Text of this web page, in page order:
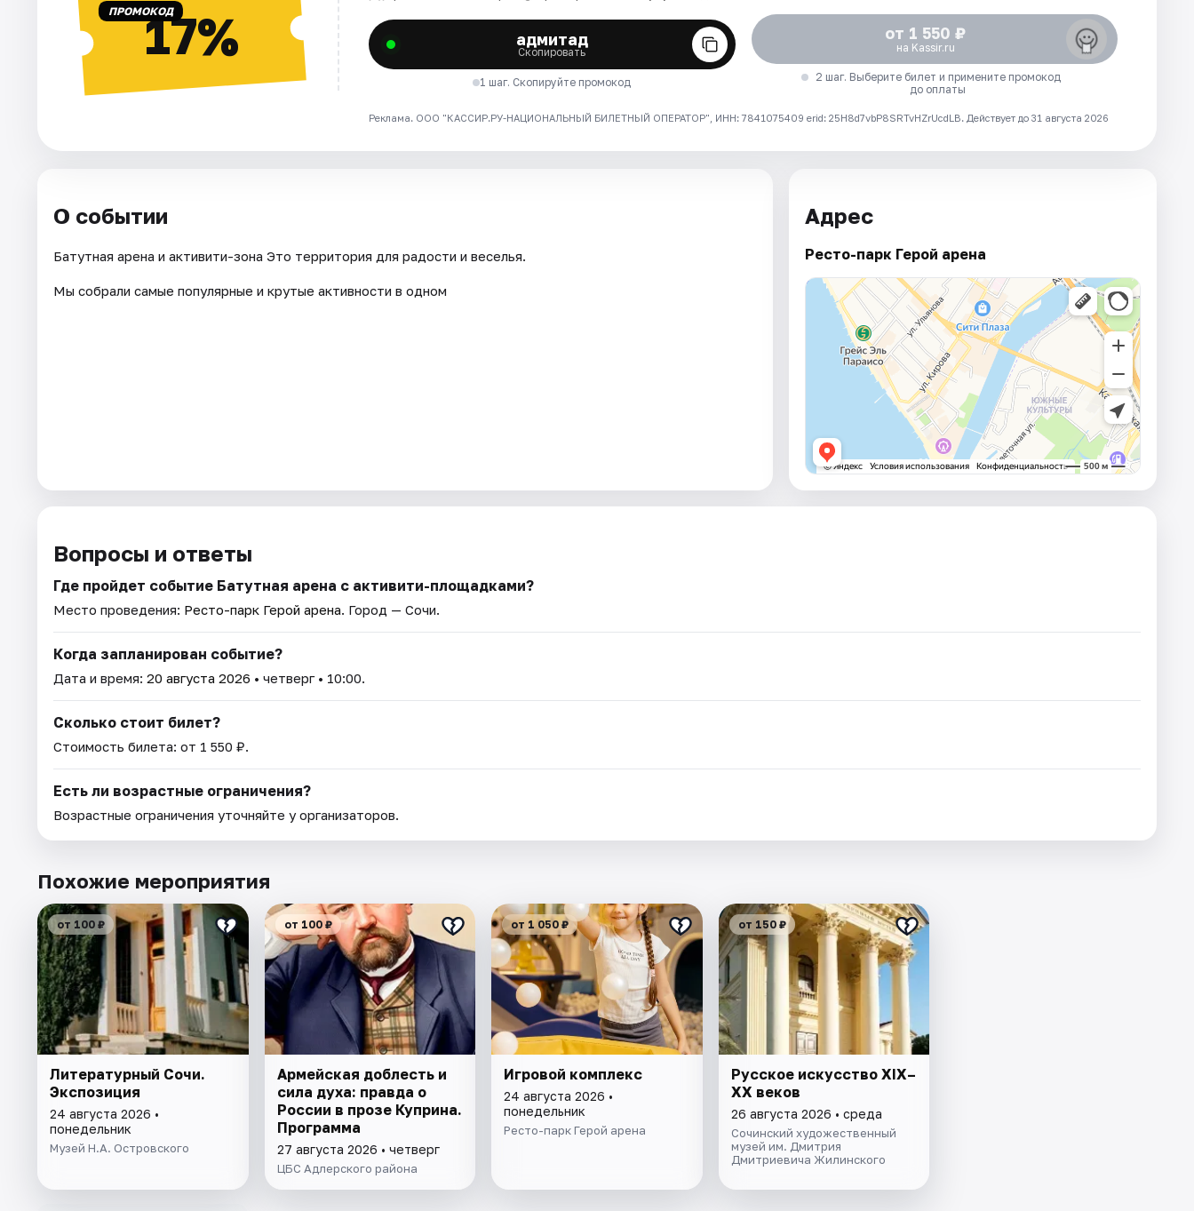
ПРОМОКОД17% адмитад
Скопировать
1 шаг. Скопируйте промокод
от 1 550 ₽
на Kassir.ru
2 шаг. Выберите билет и примените промокод
до оплаты
Реклама. ООО "КАССИР.РУ-НАЦИОНАЛЬНЫЙ БИЛЕТНЫЙ ОПЕРАТОР", ИНН: 7841075409 erid: 25H8d7vbP8SRTvHZrUcdLB. Действует до 31 августа 2026
О событии
Батутная арена и активити-зона Это территория для радости и веселья.
Мы собрали самые популярные и крутые активности в одном
Адрес
Ресто-парк Герой арена
Вопросы и ответы
Где пройдет событие Батутная арена с активити-площадками?
Место проведения: Ресто-парк Герой арена. Город — Сочи.
Когда запланирован событие?
Дата и время: 20 августа 2026 • четверг • 10:00.
Сколько стоит билет?
Стоимость билета: от 1 550 ₽.
Есть ли возрастные ограничения?
Возрастные ограничения уточняйте у организаторов.
Похожие мероприятия
от 100 ₽
Литературный Сочи.
Экспозиция
24 августа 2026 •
понедельник
Музей Н.А. Островского
от 100 ₽
Армейская доблесть и
сила духа: правда о
России в прозе Куприна.
Программа
27 августа 2026 • четверг
ЦБС Адлерского района
от 1 050 ₽
Игровой комплекс
24 августа 2026 •
понедельник
Ресто-парк Герой арена
от 150 ₽
Русское искусство XIX–
XX веков
26 августа 2026 • среда
Сочинский художественный
музей им. Дмитрия
Дмитриевича Жилинского